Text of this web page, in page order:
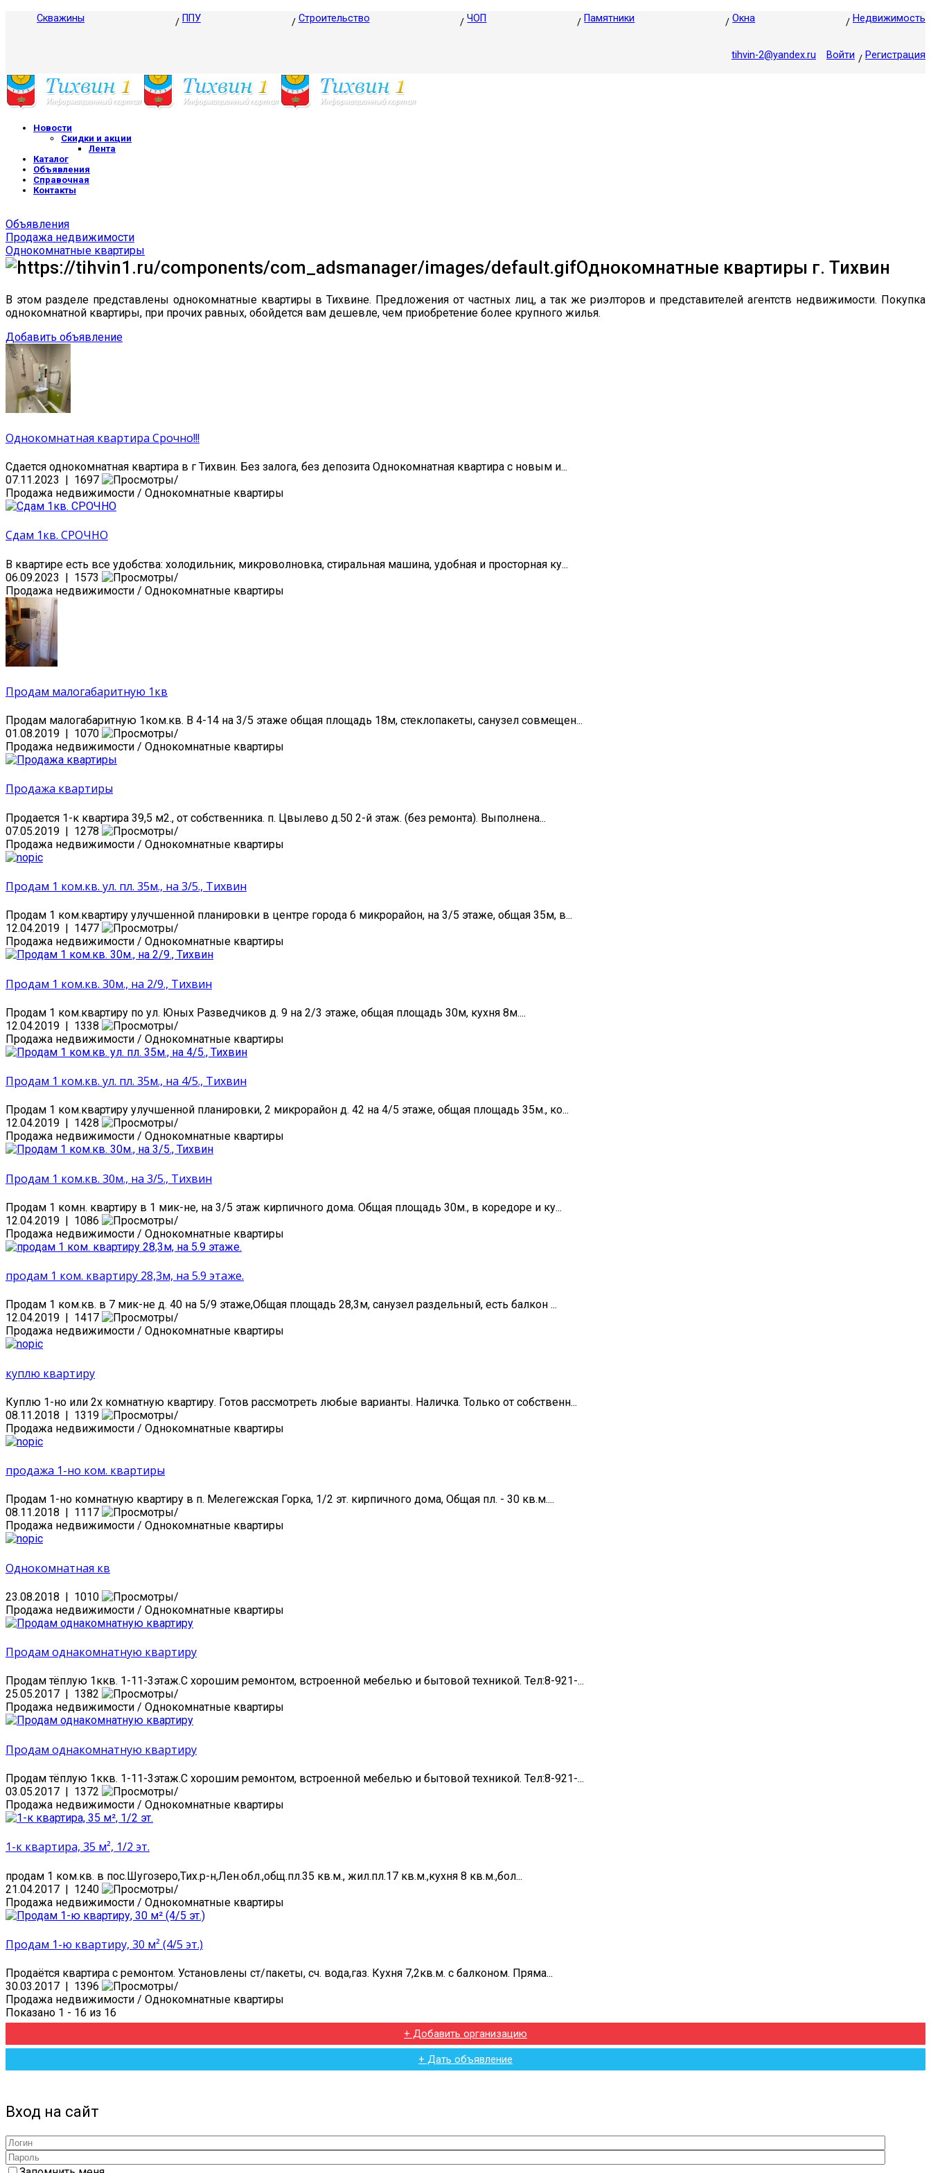
Скважины ППУ Строительство ЧОП Памятники Окна Недвижимость
tihvin-2@yandex.ru Войти Регистрация
Новости
Скидки и акции
Лента
Каталог
Объявления
Справочная
Контакты
Объявления
Продажа недвижимости
Однокомнатные квартиры
Однокомнатные квартиры г. Тихвин
В этом разделе представлены однокомнатные квартиры в Тихвине. Предложения от частных лиц, а так же риэлторов и представителей агентств недвижимости. Покупка
однокомнатной квартиры, при прочих равных, обойдется вам дешевле, чем приобретение более крупного жилья.
Добавить объявление
Однокомнатная квартира Срочно!!!
Сдается однокомнатная квартира в г Тихвин. Без залога, без депозита Однокомнатная квартира с новым и...
07.11.2023 | 1697
Продажа недвижимости / Однокомнатные квартиры
Сдам 1кв. СРОЧНО
В квартире есть все удобства: холодильник, микроволновка, стиральная машина, удобная и просторная ку...
06.09.2023 | 1573
Продажа недвижимости / Однокомнатные квартиры
Продам малогабаритную 1кв
Продам малогабаритную 1ком.кв. В 4-14 на 3/5 этаже общая площадь 18м, стеклопакеты, санузел совмещен...
01.08.2019 | 1070
Продажа недвижимости / Однокомнатные квартиры
Продажа квартиры
Продается 1-к квартира 39,5 м2., от собственника. п. Цвылево д.50 2-й этаж. (без ремонта). Выполнена...
07.05.2019 | 1278
Продажа недвижимости / Однокомнатные квартиры
Продам 1 ком.кв. ул. пл. 35м., на 3/5., Тихвин
Продам 1 ком.квартиру улучшенной планировки в центре города 6 микрорайон, на 3/5 этаже, общая 35м, в...
12.04.2019 | 1477
Продажа недвижимости / Однокомнатные квартиры
Продам 1 ком.кв. 30м., на 2/9., Тихвин
Продам 1 ком.квартиру по ул. Юных Разведчиков д. 9 на 2/3 этаже, общая площадь 30м, кухня 8м....
12.04.2019 | 1338
Продажа недвижимости / Однокомнатные квартиры
Продам 1 ком.кв. ул. пл. 35м., на 4/5., Тихвин
Продам 1 ком.квартиру улучшенной планировки, 2 микрорайон д. 42 на 4/5 этаже, общая площадь 35м., ко...
12.04.2019 | 1428
Продажа недвижимости / Однокомнатные квартиры
Продам 1 ком.кв. 30м., на 3/5., Тихвин
Продам 1 комн. квартиру в 1 мик-не, на 3/5 этаж кирпичного дома. Общая площадь 30м., в коредоре и ку...
12.04.2019 | 1086
Продажа недвижимости / Однокомнатные квартиры
продам 1 ком. квартиру 28,3м, на 5.9 этаже.
Продам 1 ком.кв. в 7 мик-не д. 40 на 5/9 этаже,Общая площадь 28,3м, санузел раздельный, есть балкон ...
12.04.2019 | 1417
Продажа недвижимости / Однокомнатные квартиры
куплю квартиру
Куплю 1-но или 2х комнатную квартиру. Готов рассмотреть любые варианты. Наличка. Только от собственн...
08.11.2018 | 1319
Продажа недвижимости / Однокомнатные квартиры
продажа 1-но ком. квартиры
Продам 1-но комнатную квартиру в п. Мелегежская Горка, 1/2 эт. кирпичного дома, Общая пл. - 30 кв.м....
08.11.2018 | 1117
Продажа недвижимости / Однокомнатные квартиры
Однокомнатная кв
23.08.2018 | 1010
Продажа недвижимости / Однокомнатные квартиры
Продам однакомнатную квартиру
Продам тёплую 1ккв. 1-11-3этаж.С хорошим ремонтом, встроенной мебелью и бытовой техникой. Тел:8-921-...
25.05.2017 | 1382
Продажа недвижимости / Однокомнатные квартиры
Продам однакомнатную квартиру
Продам тёплую 1ккв. 1-11-3этаж.С хорошим ремонтом, встроенной мебелью и бытовой техникой. Тел:8-921-...
03.05.2017 | 1372
Продажа недвижимости / Однокомнатные квартиры
1-к квартира, 35 м², 1/2 эт.
продам 1 ком.кв. в пос.Шугозеро,Тих.р-н,Лен.обл.,общ.пл.35 кв.м., жил.пл.17 кв.м.,кухня 8 кв.м.,бол...
21.04.2017 | 1240
Продажа недвижимости / Однокомнатные квартиры
Продам 1-ю квартиру, 30 м² (4/5 эт.)
Продаётся квартира с ремонтом. Установлены ст/пакеты, сч. вода,газ. Кухня 7,2кв.м. с балконом. Пряма...
30.03.2017 | 1396
Продажа недвижимости / Однокомнатные квартиры
Показано 1 - 16 из 16
+ Добавить организацию
+ Дать объявление
Вход на сайт